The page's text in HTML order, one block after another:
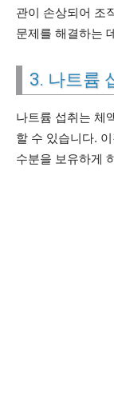
관이 손상되어 조
문제를 해결하는
3. 나트륨
나트륨 섭취는 체
할 수 있습니다.
수분을 보유하게